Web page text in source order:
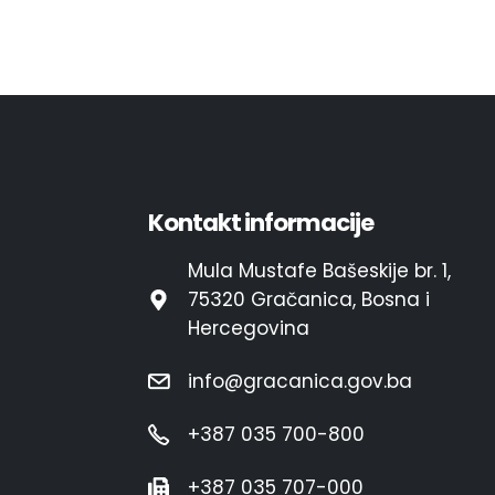
Kontakt informacije
Mula Mustafe Bašeskije br. 1,
75320 Gračanica, Bosna i
Hercegovina
info@gracanica.gov.ba
+387 035 700-800
+387 035 707-000